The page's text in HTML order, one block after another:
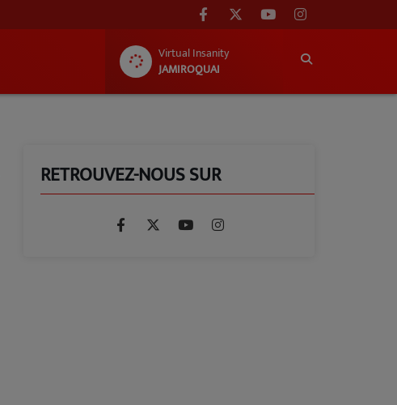
Virtual Insanity
JAMIROQUAI
RETROUVEZ-NOUS SUR